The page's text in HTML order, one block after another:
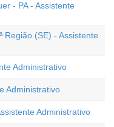
- PA - Assistente
Região (SE) - Assistente
Administrativo
Administrativo
Administrativo